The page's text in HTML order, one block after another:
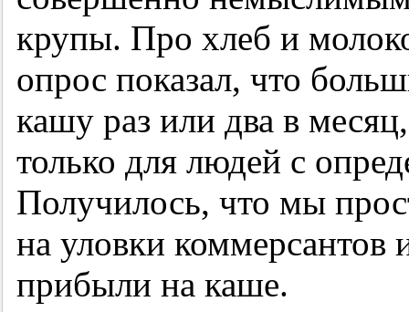
крупы. Про хлеб и
опрос показал, что
кашу раз или два в
только для людей с
Получилось, что мы
на уловки
прибыли на каше.